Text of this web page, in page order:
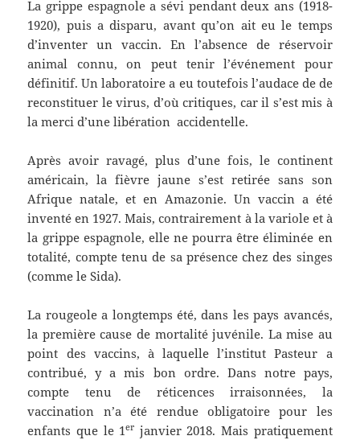
La grippe espagnole a sévi pendant deux ans (1918-
1920), puis a disparu, avant qu’on ait eu le temps
d’inventer un vaccin. En l’absence de réservoir
animal connu, on peut tenir l’événement pour
définitif. Un laboratoire a eu toutefois l’audace de de
reconstituer le virus, d’où critiques, car il s’est mis à
la merci d’une libération accidentelle.
Après avoir ravagé, plus d’une fois, le continent
américain, la fièvre jaune s’est retirée sans son
Afrique natale, et en Amazonie. Un vaccin a été
inventé en 1927. Mais, contrairement à la variole et à
la grippe espagnole, elle ne pourra être éliminée en
totalité, compte tenu de sa présence chez des singes
(comme le Sida).
La rougeole a longtemps été, dans les pays avancés,
la première cause de mortalité juvénile. La mise au
point des vaccins, à laquelle l’institut Pasteur a
contribué, y a mis bon ordre. Dans notre pays,
compte tenu de réticences irraisonnées, la
vaccination n’a été rendue obligatoire pour les
enfants que le 1er janvier 2018. Mais pratiquement